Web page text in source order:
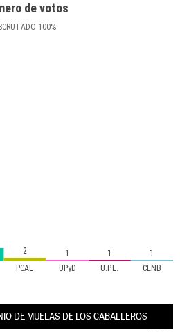
de votos
100%
PCAL UPyD U.P.L. CENB
2
1 1 1
DE MUELAS DE LOS CABALLEROS